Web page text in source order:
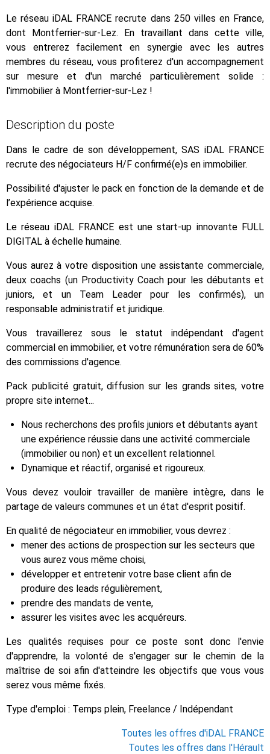
Le réseau iDAL FRANCE recrute dans 250 villes en France,
dont Montferrier-sur-Lez. En travaillant dans cette ville,
vous entrerez facilement en synergie avec les autres
membres du réseau, vous profiterez d'un accompagnement
sur mesure et d'un marché particulièrement solide :
l'immobilier à Montferrier-sur-Lez !
Description du poste
Dans le cadre de son développement, SAS iDAL FRANCE
recrute des négociateurs H/F confirmé(e)s en immobilier.
Possibilité d'ajuster le pack en fonction de la demande et de
l’expérience acquise.
Le réseau iDAL FRANCE est une start-up innovante FULL
DIGITAL à échelle humaine.
Vous aurez à votre disposition une assistante commerciale,
deux coachs (un Productivity Coach pour les débutants et
juniors, et un Team Leader pour les confirmés), un
responsable administratif et juridique.
Vous travaillerez sous le statut indépendant d'agent
commercial en immobilier, et votre rémunération sera de 60%
des commissions d'agence.
Pack publicité gratuit, diffusion sur les grands sites, votre
propre site internet...
Nous recherchons des profils juniors et débutants ayant
une expérience réussie dans une activité commerciale
(immobilier ou non) et un excellent relationnel.
Dynamique et réactif, organisé et rigoureux.
Vous devez vouloir travailler de manière intègre, dans le
partage de valeurs communes et un état d'esprit positif.
En qualité de négociateur en immobilier, vous devrez :
mener des actions de prospection sur les secteurs que
vous aurez vous même choisi,
développer et entretenir votre base client afin de
produire des leads régulièrement,
prendre des mandats de vente,
assurer les visites avec les acquéreurs.
Les qualités requises pour ce poste sont donc l'envie
d'apprendre, la volonté de s'engager sur le chemin de la
maîtrise de soi afin d'atteindre les objectifs que vous vous
serez vous même fixés.
Type d'emploi : Temps plein, Freelance / Indépendant
Toutes les offres d'iDAL FRANCE
Toutes les offres dans l'Hérault